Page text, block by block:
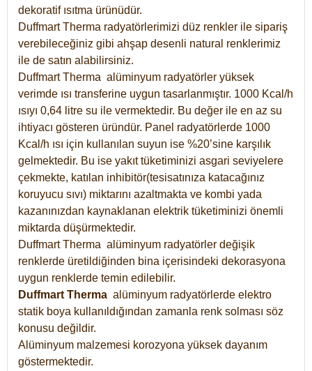
dekoratif ısıtma ürünüdür.
Duffmart Therma radyatörlerimizi düz renkler ile sipariş
verebileceğiniz gibi ahşap desenli natural renklerimiz
ile de satın alabilirsiniz.
Duffmart Therma alüminyum radyatörler yüksek
verimde ısı transferine uygun tasarlanmıştır. 1000 Kcal/h
ısıyı 0,64 litre su ile vermektedir. Bu değer ile en az su
ihtiyacı gösteren üründür. Panel radyatörlerde 1000
Kcal/h ısı için kullanılan suyun ise %20’sine karşılık
gelmektedir. Bu ise yakıt tüketiminizi asgari seviyelere
çekmekte, katılan inhibitör(tesisatınıza katacağınız
koruyucu sıvı) miktarını azaltmakta ve kombi yada
kazanınızdan kaynaklanan elektrik tüketiminizi önemli
miktarda düşürmektedir.
Duffmart Therma alüminyum radyatörler değişik
renklerde üretildiğinden bina içerisindeki dekorasyona
uygun renklerde temin edilebilir.
Duffmart Therma alüminyum radyatörlerde elektro
statik boya kullanıldığından zamanla renk solması söz
konusu değildir.
Alüminyum malzemesi korozyona yüksek dayanım
göstermektedir.